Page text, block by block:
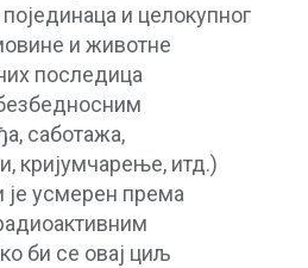
и целокупног
и животне
последица
саботажа,
кријумчарење, итд.)
је усмерен према
би се овај циљ